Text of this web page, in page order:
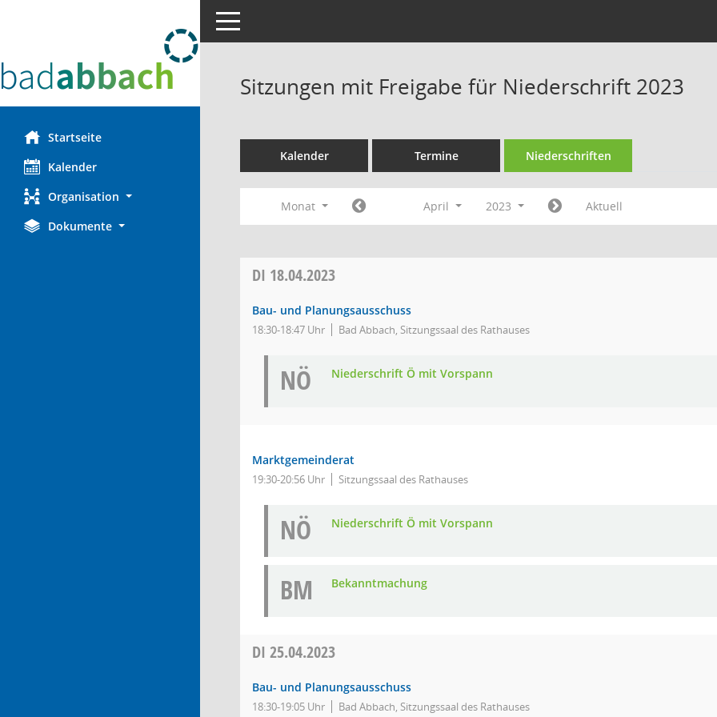
Startseite
Kalender
Organisation
Dokumente
Toggle navigation
Sitzungen mit Freigabe für Niederschrift 2023
Kalender Termine Niederschriften
Monat April 2023 Aktuell
DI 18.04.2023
Bau- und Planungsausschuss
18:30-18:47 Uhr Bad Abbach, Sitzungssaal des Rathauses
NÖ Niederschrift Ö mit Vorspann
Marktgemeinderat
19:30-20:56 Uhr Sitzungssaal des Rathauses
NÖ Niederschrift Ö mit Vorspann
BM Bekanntmachung
DI 25.04.2023
Bau- und Planungsausschuss
18:30-19:05 Uhr Bad Abbach, Sitzungssaal des Rathauses